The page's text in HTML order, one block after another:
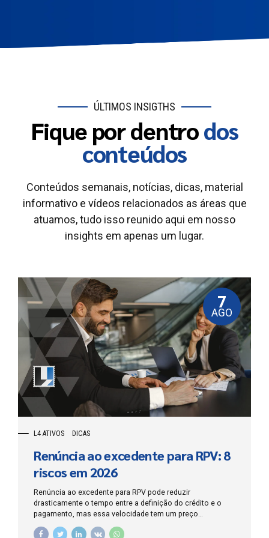
ÚLTIMOS INSIGTHS
Fique por dentrodos
conteúdos
Conteúdos semanais, notícias, dicas, material
informativo e vídeos relacionados as áreas que
atuamos, tudo isso reunido aqui em nosso
insights em apenas um lugar.
L4 ATIVOS DICAS
7
AGO
Renúncia ao excedente para RPV: 8
riscos em 2026
Renúncia ao excedente para RPV pode reduzir
drasticamente o tempo entre a definição do crédito e o
pagamento, mas essa velocidade tem um preço
patrimonial: o credor abre mão, de forma expressa, da
parcela que ultrapassa o limite legal da Requisição de